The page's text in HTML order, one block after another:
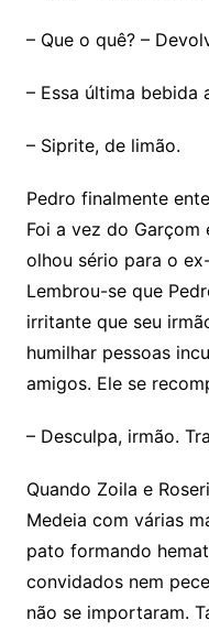
– Que o quê? –
– Essa última bebida
– Siprite, de limão.
Pedro finalmente
Foi a vez do Garçom
olhou sério para o
Lembrou-se que
irritante que seu
humilhar pessoas
amigos. Ele se
– Desculpa, irmão.
Quando Zoila e
Medeia com várias
pato formando
convidados nem
não se importaram.